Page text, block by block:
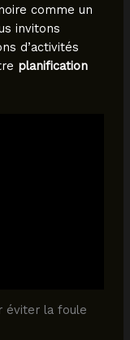
comme un
invitons
d’activités
planification
éviter la foule